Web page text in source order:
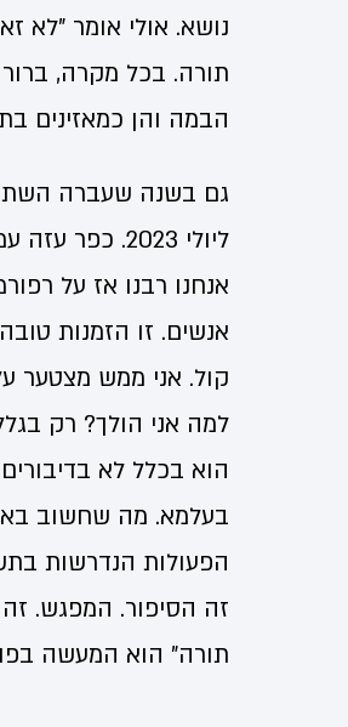
נושא. אולי אומר "לא
תורה. בכל מקרה,
הבמה והן כמאזינים
ליולי 2023.
אנחנו רבנו אז על
אנשים. זו הזמנות
קול. אני ממש מצטער
למה אני הולך? רק
הוא בכלל לא
בעלמא. מה שחשוב
הפעולות הנדרשות
זה הסיפור. המפגש.
תורה" הוא המעשה